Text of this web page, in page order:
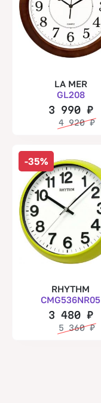
LA MER
GL208
3 990 ₽
4 920₽
-35%
RHYTHM
CMG536NR05
3 480 ₽
5 360₽